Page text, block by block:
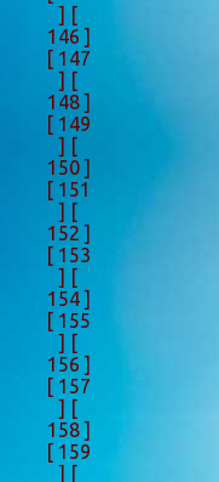
] [
146 ]
[ 147
] [
148 ]
[ 149
] [
150 ]
[ 151
] [
152 ]
[ 153
] [
154 ]
[ 155
] [
156 ]
[ 157
] [
158 ]
[ 159
] [